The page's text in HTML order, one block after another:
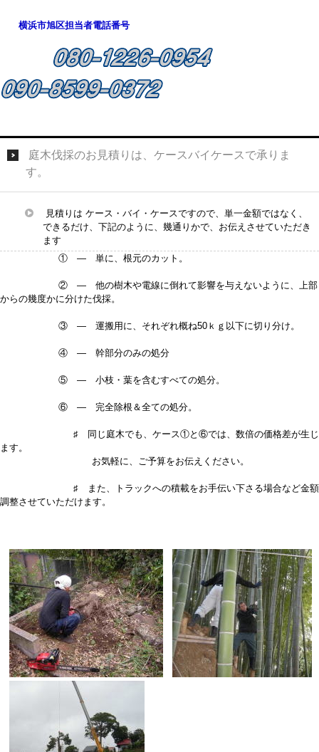
横浜市旭区担当者電話番号
庭木伐採のお見積りは、ケースバイケースで承りま
す。
見積りは ケース・バイ・ケースですので、単一金額ではなく、
できるだけ、下記のように、幾通りかで、お伝えさせていただき
ます
① — 単に、根元のカット。
② — 他の樹木や電線に倒れて影響を与えないように、上部
からの幾度かに分けた伐採。
③ — 運搬用に、それぞれ概ね50ｋｇ以下に切り分け。
④ — 幹部分のみの処分
⑤ — 小枝・葉を含むすべての処分。
⑥ — 完全除根＆全ての処分。
♯ 同じ庭木でも、ケース①と⑥では、数倍の価格差が生じ
ます。
お気軽に、ご予算をお伝えください。
♯ また、トラックへの積載をお手伝い下さる場合など金額
調整させていただけます。